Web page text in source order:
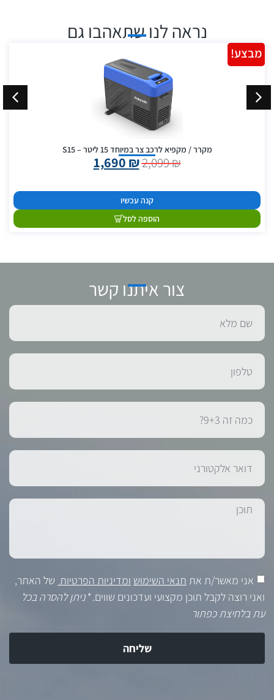
נראה לנו שתאהבו גם
מקרר / מקפיא לרכב צר במיוחד 15 ליטר – S15
2,099₪
1,690 ₪
קנה עכשיו
הוספה לסל
מבצע!
צור איתנו קשר
אני מאשר/ת את תנאי השימוש ומדיניות הפרטיות של האתר,
ואני רוצה לקבל תוכן מקצועי ועדכונים שווים.*ניתן להסרה בכל
עת בלחיצת כפתור
שליחה